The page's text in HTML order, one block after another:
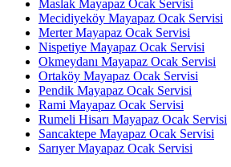
Maslak Mayapaz Ocak Servisi
Mecidiyeköy Mayapaz Ocak Servisi
Merter Mayapaz Ocak Servisi
Nispetiye Mayapaz Ocak Servisi
Okmeydanı Mayapaz Ocak Servisi
Ortaköy Mayapaz Ocak Servisi
Pendik Mayapaz Ocak Servisi
Rami Mayapaz Ocak Servisi
Rumeli Hisarı Mayapaz Ocak Servisi
Sancaktepe Mayapaz Ocak Servisi
Sarıyer Mayapaz Ocak Servisi